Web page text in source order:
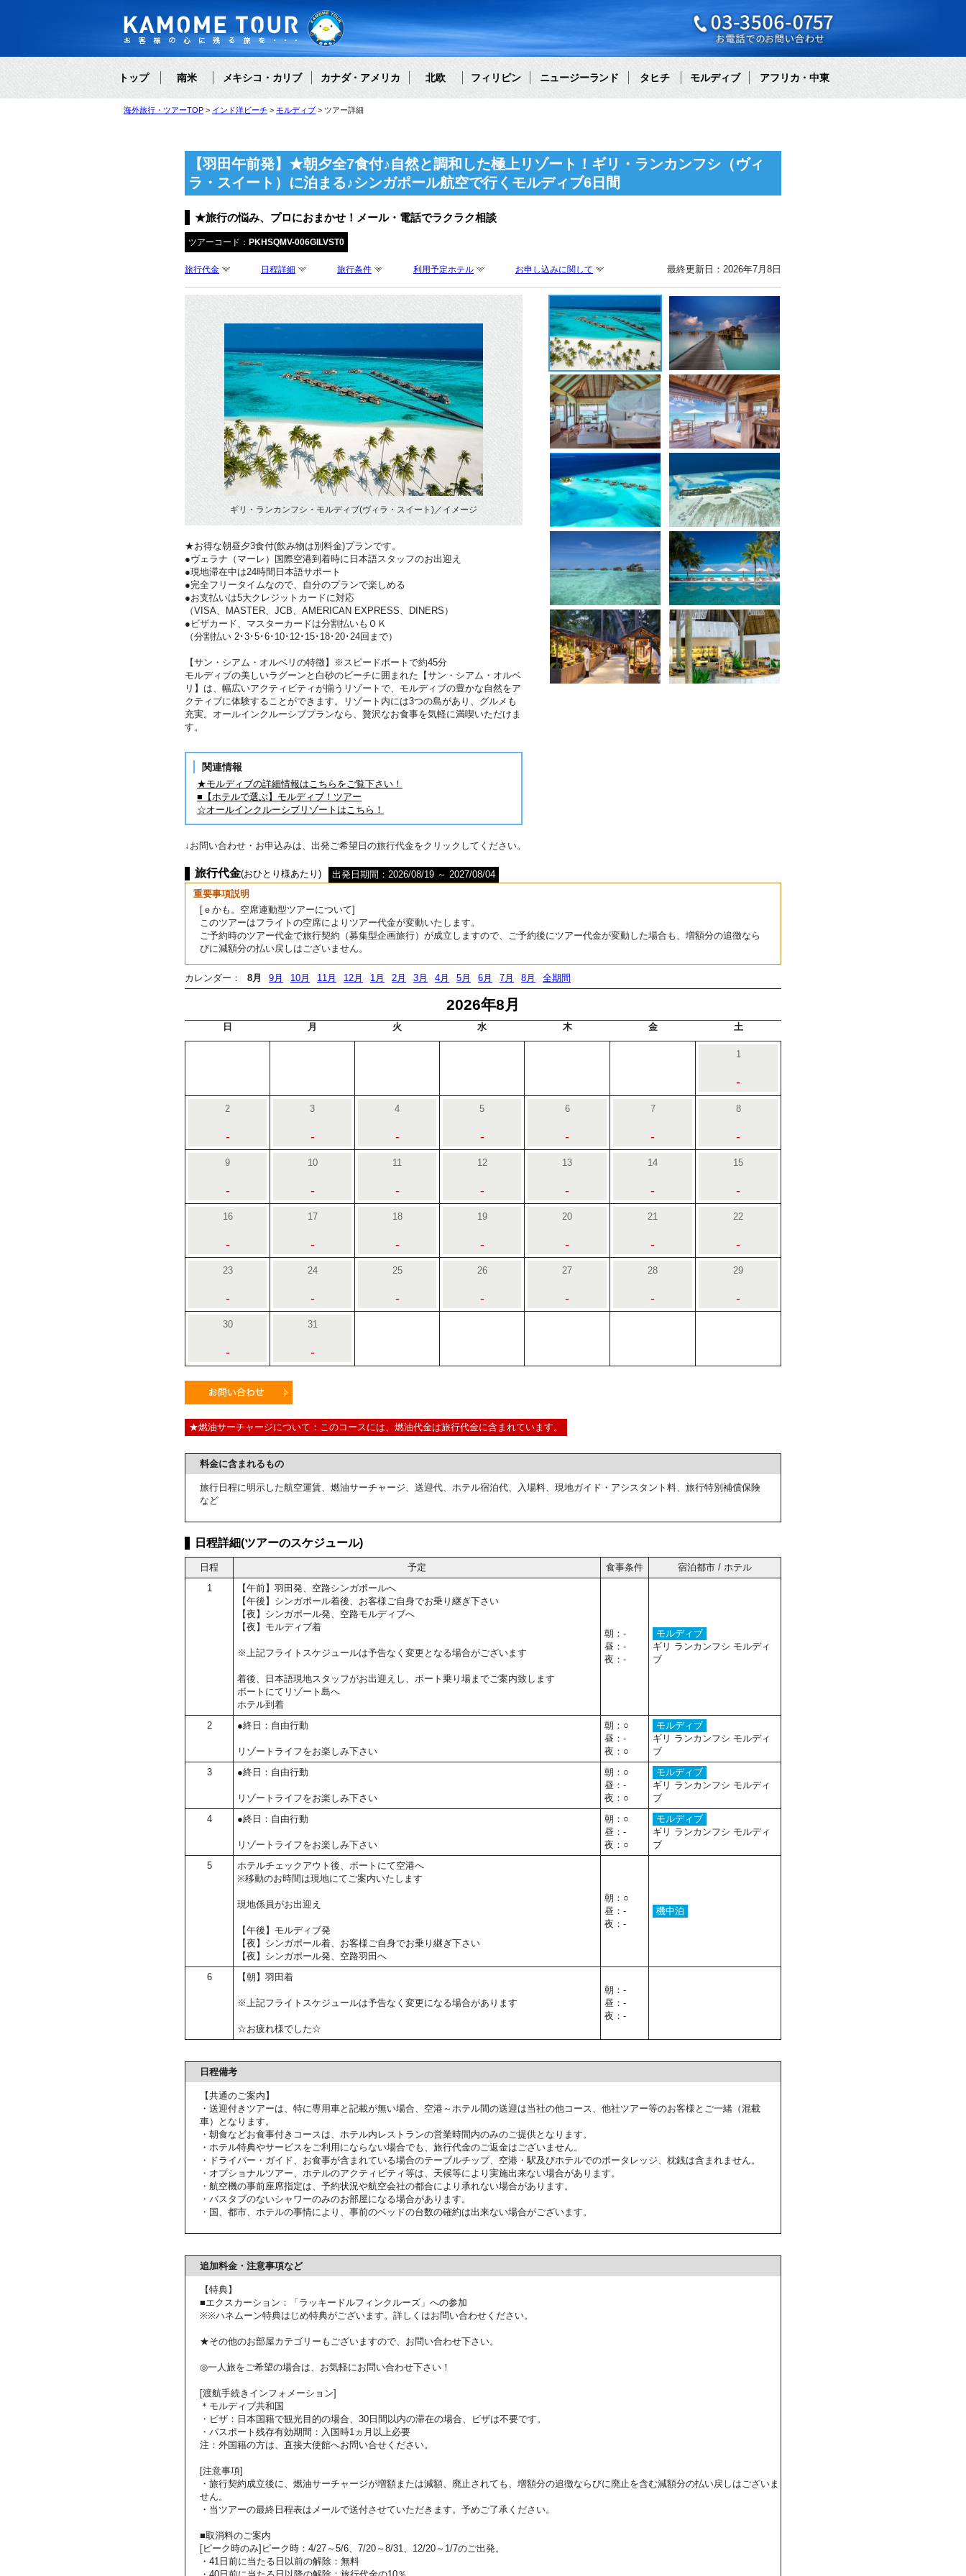
トップ 南米 メキシコ・カリブ カナダ・アメリカ 北欧 フィリピン ニュージーランド タヒチ モルディブ アフリカ・中東
海外旅行・ツアーTOP インド洋ビーチ モルディブ ツアー詳細
【羽田午前発】★朝夕全7食付♪自然と調和した極上リゾート！ギリ・ランカンフシ（ヴィ
ラ・スイート）に泊まる♪シンガポール航空で行くモルディブ6日間
★旅行の悩み、プロにおまかせ！メール・電話でラクラク相談
ツアーコード： PKHSQMV-006GILVST0
旅行代金 日程詳細 旅行条件 利用予定ホテル お申し込みに関して 最終更新日：2026年7月8日
ギリ・ランカンフシ・モルディブ(ヴィラ・スイート)／イメージ
★お得な朝昼夕3食付(飲み物は別料金)プランです。
●ヴェラナ（マーレ）国際空港到着時に日本語スタッフのお出迎え
●現地滞在中は24時間日本語サポート
●完全フリータイムなので、自分のプランで楽しめる
●お支払いは5大クレジットカードに対応
（VISA、MASTER、JCB、AMERICAN EXPRESS、DINERS）
●ビザカード、マスターカードは分割払いもＯＫ
（分割払い 2･3･5･6･10･12･15･18･20･24回まで）
【サン・シアム・オルベリの特徴】※スピードボートで約45分
モルディブの美しいラグーンと白砂のビーチに囲まれた【サン・シアム・オルベ
リ】は、幅広いアクティビティが揃うリゾートで、モルディブの豊かな自然をア
クティブに体験することができます。リゾート内には3つの島があり、グルメも
充実。オールインクルーシブプランなら、贅沢なお食事を気軽に満喫いただけま
す。
関連情報
★モルディブの詳細情報はこちらをご覧下さい！
■【ホテルで選ぶ】モルディブ！ツアー
☆オールインクルーシブリゾートはこちら！
↓お問い合わせ・お申込みは、出発ご希望日の旅行代金をクリックしてください。
旅行代金(おひとり様あたり)
出発日期間：2026/08/19 ～ 2027/08/04
重要事項説明
[ｅかも。空席連動型ツアーについて]
このツアーはフライトの空席によりツアー代金が変動いたします。
ご予約時のツアー代金で旅行契約（募集型企画旅行）が成立しますので、ご予約後にツアー代金が変動した場合も、増額分の追徴なら
びに減額分の払い戻しはございません。
カレンダー： 8月 9月 10月 11月 12月 1月 2月 3月 4月 5月 6月 7月 8月 全期間
2026年8月
日 月 火 水 木 金 土
1
-
2
-
3
-
4
-
5
-
6
-
7
-
8
-
9
-
10
-
11
-
12
-
13
-
14
-
15
-
16
-
17
-
18
-
19
-
20
-
21
-
22
-
23
-
24
-
25
-
26
-
27
-
28
-
29
-
30
-
31
-
★燃油サーチャージについて：このコースには、燃油代金は旅行代金に含まれています。
料金に含まれるもの
旅行日程に明示した航空運賃、燃油サーチャージ、送迎代、ホテル宿泊代、入場料、現地ガイド・アシスタント料、旅行特別補償保険
など
日程詳細(ツアーのスケジュール)
日程 予定 食事条件
宿泊都市 / ホテル
1
【午前】羽田発、空路シンガポールへ
【午後】シンガポール着後、お客様ご自身でお乗り継ぎ下さい
【夜】シンガポール発、空路モルディブへ
【夜】モルディブ着
※上記フライトスケジュールは予告なく変更となる場合がございます
着後、日本語現地スタッフがお出迎えし、ボート乗り場までご案内致します
ボートにてリゾート島へ
ホテル到着
朝：-
昼：-
夜：-
モルディブ
ギリ ランカンフシ モルディ
ブ
2 ●終日：自由行動
リゾートライフをお楽しみ下さい
朝：○
昼：-
夜：○
モルディブ
ギリ ランカンフシ モルディ
ブ
3
●終日：自由行動
リゾートライフをお楽しみ下さい
朝：○
昼：-
夜：○
モルディブ
ギリ ランカンフシ モルディ
ブ
4
●終日：自由行動
リゾートライフをお楽しみ下さい
朝：○
昼：-
夜：○
モルディブ
ギリ ランカンフシ モルディ
ブ
5
ホテルチェックアウト後、ボートにて空港へ
※移動のお時間は現地にてご案内いたします
現地係員がお出迎え
【午後】モルディブ発
【夜】シンガポール着、お客様ご自身でお乗り継ぎ下さい
【夜】シンガポール発、空路羽田へ
朝：○
昼：-
夜：-
機中泊
6 【朝】羽田着
※上記フライトスケジュールは予告なく変更になる場合があります
☆お疲れ様でした☆
朝：-
昼：-
夜：-
日程備考
【共通のご案内】
・送迎付きツアーは、特に専用車と記載が無い場合、空港～ホテル間の送迎は当社の他コース、他社ツアー等のお客様とご一緒（混載
車）となります。
・朝食などお食事付きコースは、ホテル内レストランの営業時間内のみのご提供となります。
・ホテル特典やサービスをご利用にならない場合でも、旅行代金のご返金はございません。
・ドライバー・ガイド、お食事が含まれている場合のテーブルチップ、空港・駅及びホテルでのポータレッジ、枕銭は含まれません。
・オプショナルツアー、ホテルのアクティビティ等は、天候等により実施出来ない場合があります。
・航空機の事前座席指定は、予約状況や航空会社の都合により承れない場合があります。
・バスタブのないシャワーのみのお部屋になる場合があります。
・国、都市、ホテルの事情により、事前のベッドの台数の確約は出来ない場合がございます。
追加料金・注意事項など
【特典】
■エクスカーション：「ラッキードルフィンクルーズ」への参加
※※ハネムーン特典はじめ特典がございます。詳しくはお問い合わせください。
★その他のお部屋カテゴリーもございますので、お問い合わせ下さい。
◎一人旅をご希望の場合は、お気軽にお問い合わせ下さい！
[渡航手続きインフォメーション]
＊モルディブ共和国
・ビザ：日本国籍で観光目的の場合、30日間以内の滞在の場合、ビザは不要です。
・パスポート残存有効期間：入国時1ヵ月以上必要
注：外国籍の方は、直接大使館へお問い合せください。
[注意事項]
・旅行契約成立後に、燃油サーチャージが増額または減額、廃止されても、増額分の追徴ならびに廃止を含む減額分の払い戻しはございま
せん。
・当ツアーの最終日程表はメールで送付させていただきます。予めご了承ください。
■取消料のご案内
[ピーク時のみ]ピーク時：4/27～5/6、7/20～8/31、12/20～1/7のご出発。
・41日前に当たる日以前の解除：無料